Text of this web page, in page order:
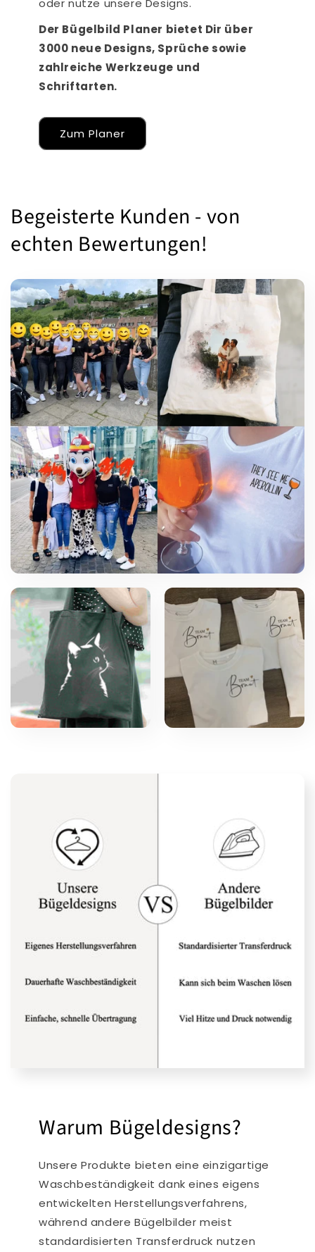
oder nutze unsere Designs.
Der Bügelbild Planer bietet Dir über
3000 neue Designs, Sprüche sowie
zahlreiche Werkzeuge und
Schriftarten.
Zum Planer
Begeisterte Kunden - von
echten Bewertungen!
Warum Bügeldesigns?
Unsere Produkte bieten eine einzigartige
Waschbeständigkeit dank eines eigens
entwickelten Herstellungsverfahrens,
während andere Bügelbilder meist
standardisierten Transferdruck nutzen